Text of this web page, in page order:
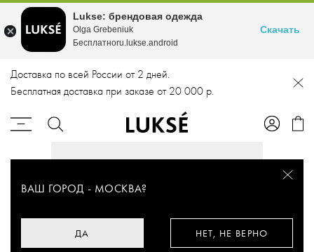
Доставка по всей России от 2 дней.
Бесплатная доставка при заказе от 20 000 р.
ВАШ ГОРОД - МОСКВА?
ДА НЕТ, НЕ ВЕРНО
Lukse: брендовая одежда
Olga Grebeniuk
Бесплатноru.lukse.android
Скачать